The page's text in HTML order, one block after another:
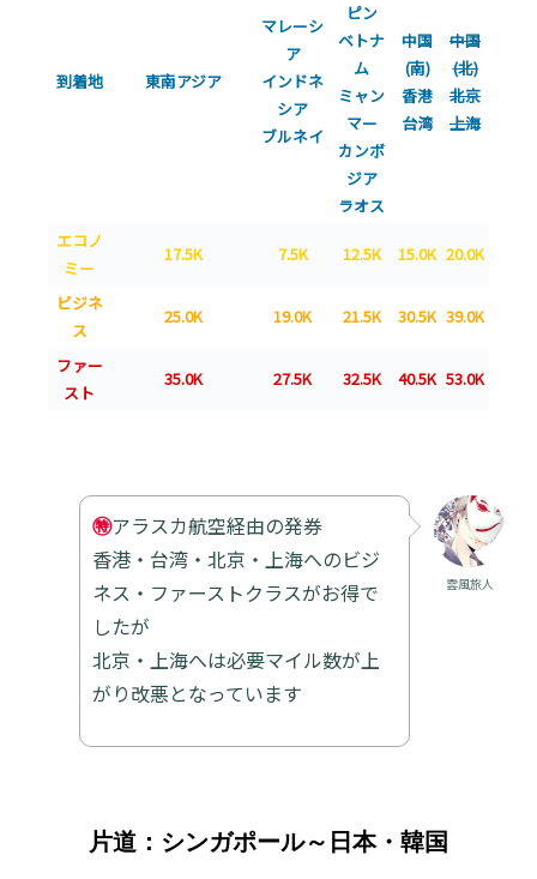
到着地 東南アジア
マレーシ
ア
インドネ
シア
ブルネイ
ピン
ベトナ
ム
ミャン
マー
カンボ
ジア
ラオス
中国
(南)
香港
台湾
中国
(北)
北京
上海
エコノ
ミー
17.5K 7.5K 12.5K 15.0K 20.0K
ビジネ
ス
25.0K 19.0K 21.5K 30.5K 39.0K
ファー
スト
35.0K 27.5K 32.5K 40.5K 53.0K
雲風旅人
㊕アラスカ航空経由の発券
香港・台湾・北京・上海へのビジ
ネス・ファーストクラスがお得で
したが
北京・上海へは必要マイル数が上
がり改悪となっています
片道：シンガポール～日本・韓国